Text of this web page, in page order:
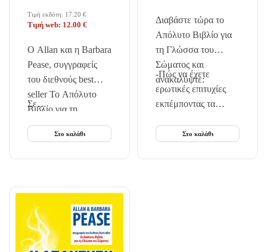
Τιμή εκδότη: 17.20 €
Τιμή web: 12.00 €
Ο Allan και η Barbara
Pease, συγγραφείς
του διεθνούς best
seller Το Απόλυτο
Βιβλίο για τη
Γλώσσα του
Σώματος,
Σε…
Στο καλάθι
Διαβάστε τώρα το
Απόλυτο Βιβλίο για
τη Γλώσσα του
Σώματος και
ανακαλύψτε:
-Πώς να έχετε
ερωτικές επιτυχίες
εκπέμποντας τα
σήματα,Στο καλάθι